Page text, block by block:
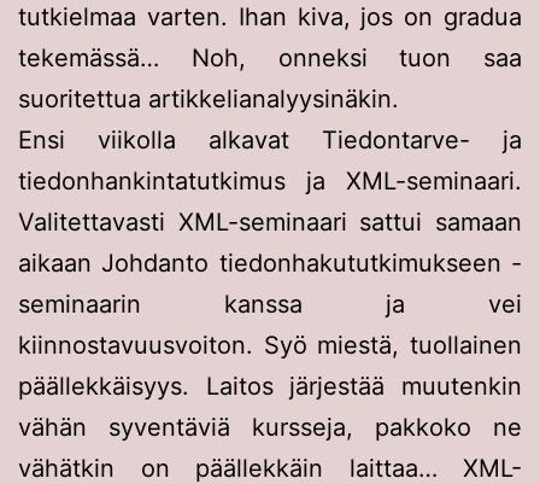
tutkielmaa varten. Ihan kiva, jos on gradua
tekemässä… Noh, onneksi tuon saa
suoritettua artikkelianalyysinäkin.
Ensi viikolla alkavat Tiedontarve- ja
tiedonhankintatutkimus ja XML-seminaari.
Valitettavasti XML-seminaari sattui samaan
aikaan Johdanto tiedonhakututkimukseen -
seminaarin kanssa ja vei
kiinnostavuusvoiton. Syö miestä, tuollainen
päällekkäisyys. Laitos järjestää muutenkin
vähän syventäviä kursseja, pakkoko ne
vähätkin on päällekkäin laittaa… XML-